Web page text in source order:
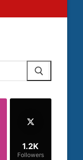
1.2K
Followers